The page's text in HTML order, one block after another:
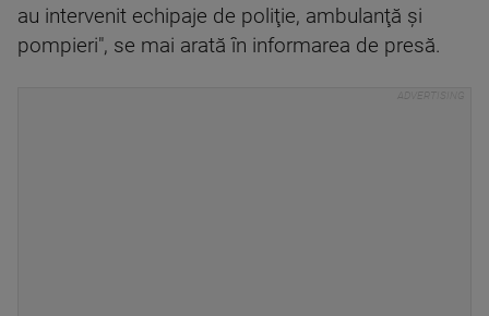
au intervenit echipaje de poliţie, ambulanţă şi
pompieri", se mai arată în informarea de presă.